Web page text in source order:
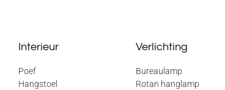
Interieur
Poef
Hangstoel
Verlichting
Bureaulamp
Rotan hanglamp